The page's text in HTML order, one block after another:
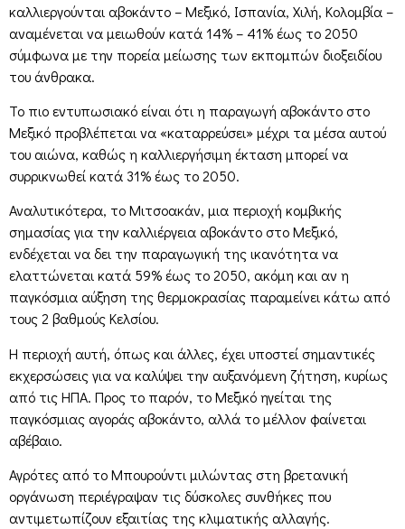
καλλιεργούνται αβοκάντο – Μεξικό, Ισπανία, Χιλή, Κολομβία –
αναμένεται να μειωθούν κατά 14% – 41% έως το 2050
σύμφωνα με την πορεία μείωσης των εκπομπών διοξειδίου
του άνθρακα.
Το πιο εντυπωσιακό είναι ότι η παραγωγή αβοκάντο στο
Μεξικό προβλέπεται να «καταρρεύσει» μέχρι τα μέσα αυτού
του αιώνα, καθώς η καλλιεργήσιμη έκταση μπορεί να
συρρικνωθεί κατά 31% έως το 2050.
Αναλυτικότερα, το Μιτσοακάν, μια περιοχή κομβικής
σημασίας για την καλλιέργεια αβοκάντο στο Μεξικό,
ενδέχεται να δει την παραγωγική της ικανότητα να
ελαττώνεται κατά 59% έως το 2050, ακόμη και αν η
παγκόσμια αύξηση της θερμοκρασίας παραμείνει κάτω από
τους 2 βαθμούς Κελσίου.
Η περιοχή αυτή, όπως και άλλες, έχει υποστεί σημαντικές
εκχερσώσεις για να καλύψει την αυξανόμενη ζήτηση, κυρίως
από τις ΗΠΑ. Προς το παρόν, το Μεξικό ηγείται της
παγκόσμιας αγοράς αβοκάντο, αλλά το μέλλον φαίνεται
αβέβαιο.
Αγρότες από το Μπουρούντι μιλώντας στη βρετανική
οργάνωση περιέγραψαν τις δύσκολες συνθήκες που
αντιμετωπίζουν εξαιτίας της κλιματικής αλλαγής.